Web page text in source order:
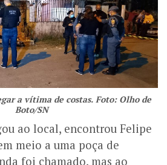
a vítima de costas. Foto: Olho de
Boto/SN
ao local, encontrou Felipe
meio a uma poça de
foi chamado, mas ao